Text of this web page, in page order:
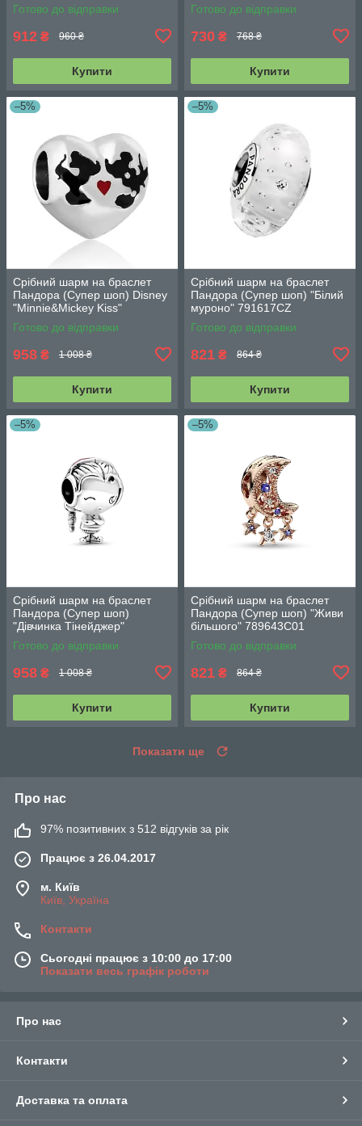
Готово до відправки
912 ₴ 960 ₴
Купити
Готово до відправки
730 ₴ 768 ₴
Купити
–5%
Срібний шарм на браслет
Пандора (Супер шоп) Disney
"Minnie&Mickey Kiss"
791443ENMX
Готово до відправки
958 ₴ 1 008 ₴
Купити
–5%
Срібний шарм на браслет
Пандора (Супер шоп) "Білий
муроно" 791617CZ
Готово до відправки
821 ₴ 864 ₴
Купити
–5%
Срібний шарм на браслет
Пандора (Супер шоп)
"Дівчинка Тінейджер"
798904C01
Готово до відправки
958 ₴ 1 008 ₴
Купити
–5%
Срібний шарм на браслет
Пандора (Супер шоп) "Живи
більшого" 789643C01
Готово до відправки
821 ₴ 864 ₴
Купити
Показати ще
Про нас
97% позитивних з 512 відгуків за рік
Працює з 26.04.2017
м. Київ
Київ, Україна
Контакти
Сьогодні працює з 10:00 до 17:00
Показати весь графік роботи
Про нас
Контакти
Доставка та оплата